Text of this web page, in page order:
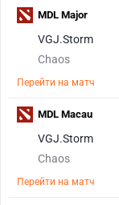
VGJ.Storm
Chaos
Перейти на матч
MDL Major
VGJ.Storm
Chaos
Перейти на матч
MDL Macau